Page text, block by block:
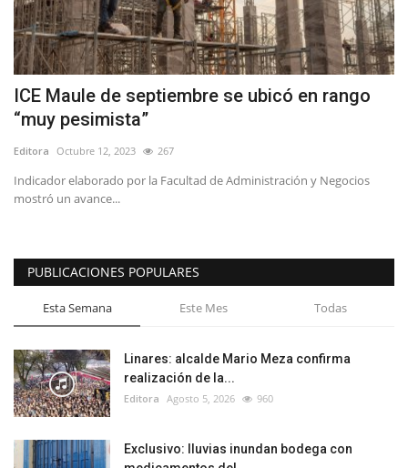
ICE Maule de septiembre se ubicó en rango
“muy pesimista”
Editora Octubre 12, 2023 267
Indicador elaborado por la Facultad de Administración y Negocios
mostró un avance...
PUBLICACIONES POPULARES
Esta Semana Este Mes Todas
Linares: alcalde Mario Meza confirma
realización de la...
Editora Agosto 5, 2026 960
Exclusivo: lluvias inundan bodega con